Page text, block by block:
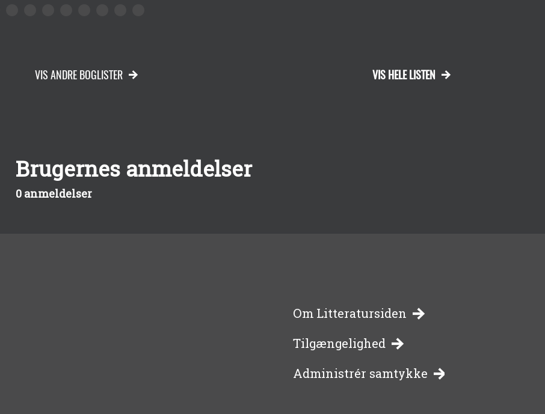
VIS HELE LISTEN
VIS ANDRE BOGLISTER
Brugernes anmeldelser
0 anmeldelser
-
bibliotekernes
Om Litteratursiden
Tilgængelighed
Administrér samtykke